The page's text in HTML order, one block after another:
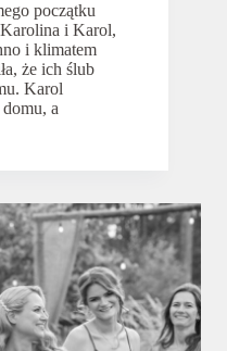
początku
Karolina i Karol,
i klimatem
że ich ślub
Karol
a